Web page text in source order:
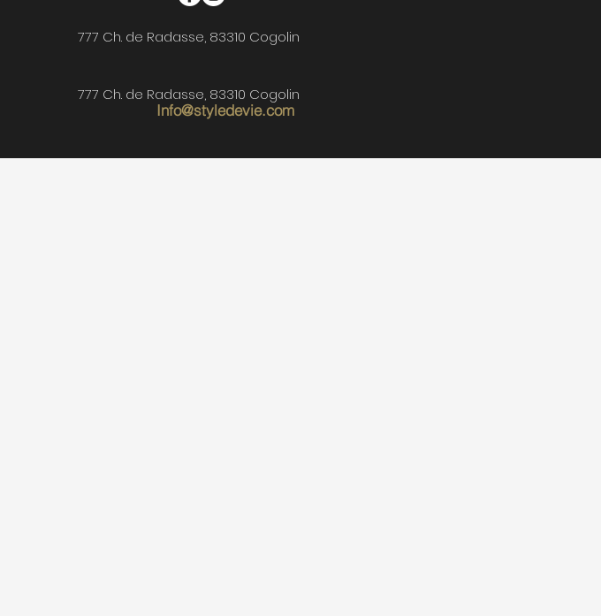
777 Ch. de Radasse, 83310 Cogolin
Info@styledevie.com
777 Ch. de Radasse, 83310 Cogolin